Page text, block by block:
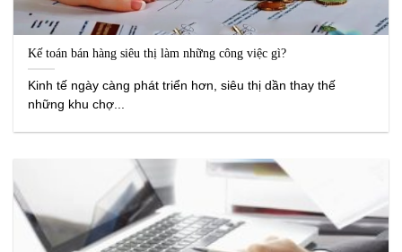
Kế toán bán hàng siêu thị làm những công việc gì?
Kinh tế ngày càng phát triển hơn, siêu thị dần thay thế
những khu chợ...